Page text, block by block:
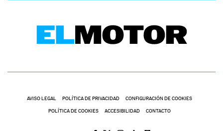
AVISO LEGAL POLÍTICA DE PRIVACIDAD CONFIGURACIÓN DE COOKIES
POLÍTICA DE COOKIES ACCESIBILIDAD CONTACTO